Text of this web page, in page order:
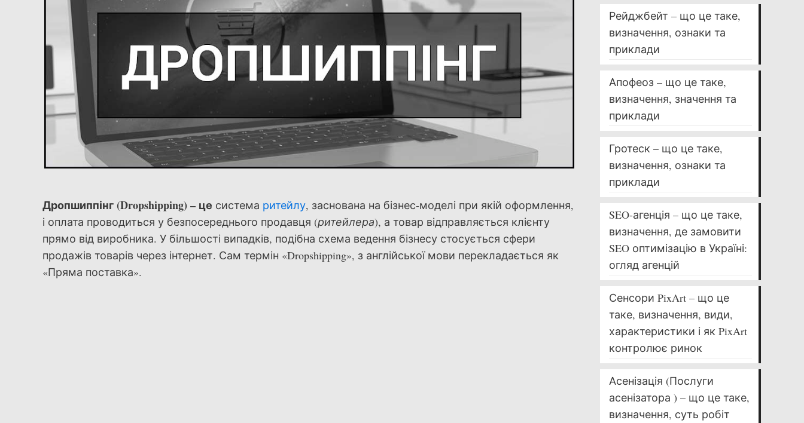
Дропшиппінг (Dropshipping) – це система ритейлу, заснована на бізнес-моделі при якій оформлення,
і оплата проводиться у безпосереднього продавця (ритейлера), а товар відправляється клієнту
прямо від виробника. У більшості випадків, подібна схема ведення бізнесу стосується сфери
продажів товарів через інтернет. Сам термін «Dropshipping», з англійської мови перекладається як
«Пряма поставка».
Рейджбейт – що це таке,
визначення, ознаки та
приклади
Апофеоз – що це таке,
визначення, значення та
приклади
Гротеск – що це таке,
визначення, ознаки та
приклади
SEO-агенція – що це таке,
визначення, де замовити
SEO оптимізацію в Україні:
огляд агенцій
Сенсори PixArt – що це
таке, визначення, види,
характеристики і як PixArt
контролює ринок
Асенізація (Послуги
асенізатора ) – що це таке,
визначення, суть робіт